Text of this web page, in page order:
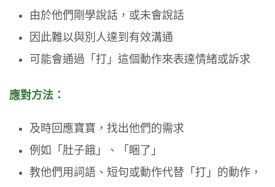
由於他們剛學說話，或未會說話
因此難以與別人達到有效溝通
可能會通過「打」這個動作來表達情緒或訴求
應對方法：
及時回應寶寶，找出他們的需求
例如「肚子餓」、「睏了」
教他們用詞語、短句或動作代替「打」的動作，